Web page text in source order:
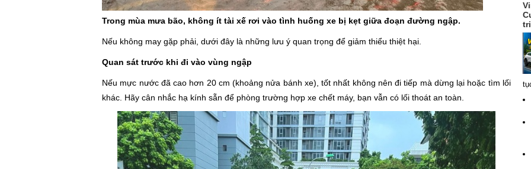
Trong mùa mưa bão, không ít tài xế rơi vào tình huống xe bị kẹt giữa đoạn đường ngập.
Nếu không may gặp phải, dưới đây là những lưu ý quan trọng để giảm thiểu thiệt hại.
Quan sát trước khi đi vào vùng ngập
Nếu mực nước đã cao hơn 20 cm (khoảng nửa bánh xe), tốt nhất không nên đi tiếp mà dừng lại hoặc tìm lối
khác. Hãy cân nhắc hạ kính sẵn để phòng trường hợp xe chết máy, bạn vẫn có lối thoát an toàn.